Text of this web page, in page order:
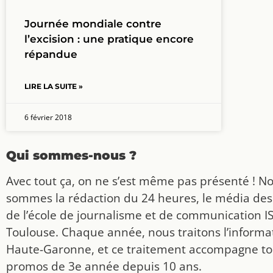
Journée mondiale contre
l’excision : une pratique encore
répandue
LIRE LA SUITE »
6 février 2018
Qui sommes-nous ?
Avec tout ça, on ne s’est même pas présenté !
sommes la rédaction du 24 heures, le média
de l’école de journalisme et de communication
Toulouse. Chaque année, nous traitons
Haute-Garonne, et ce traitement accompagne
promos de 3e année depuis 10 ans.